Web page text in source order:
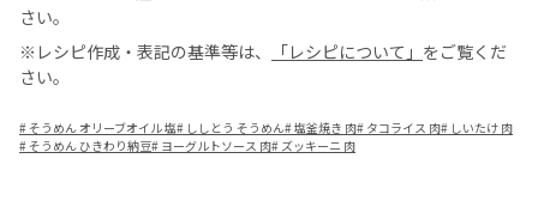
さい。
※レシピ作成・表記の基準等は、
「レシピについて」 をご覧くだ
さい。
#そうめん オリーブオイル 塩# ししとう そうめん#塩釜焼き 肉# タコライス 肉# しいたけ 肉
#そうめん ひきわり納豆# ヨーグルトソース 肉# ズッキーニ 肉